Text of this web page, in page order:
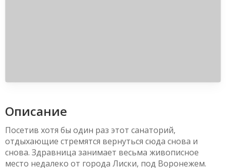
Описание
Посетив хотя бы один раз этот санаторий,
отдыхающие стремятся вернуться сюда снова и
снова. Здравница занимает весьма живописное
место недалеко от города Лиски, под Воронежем.